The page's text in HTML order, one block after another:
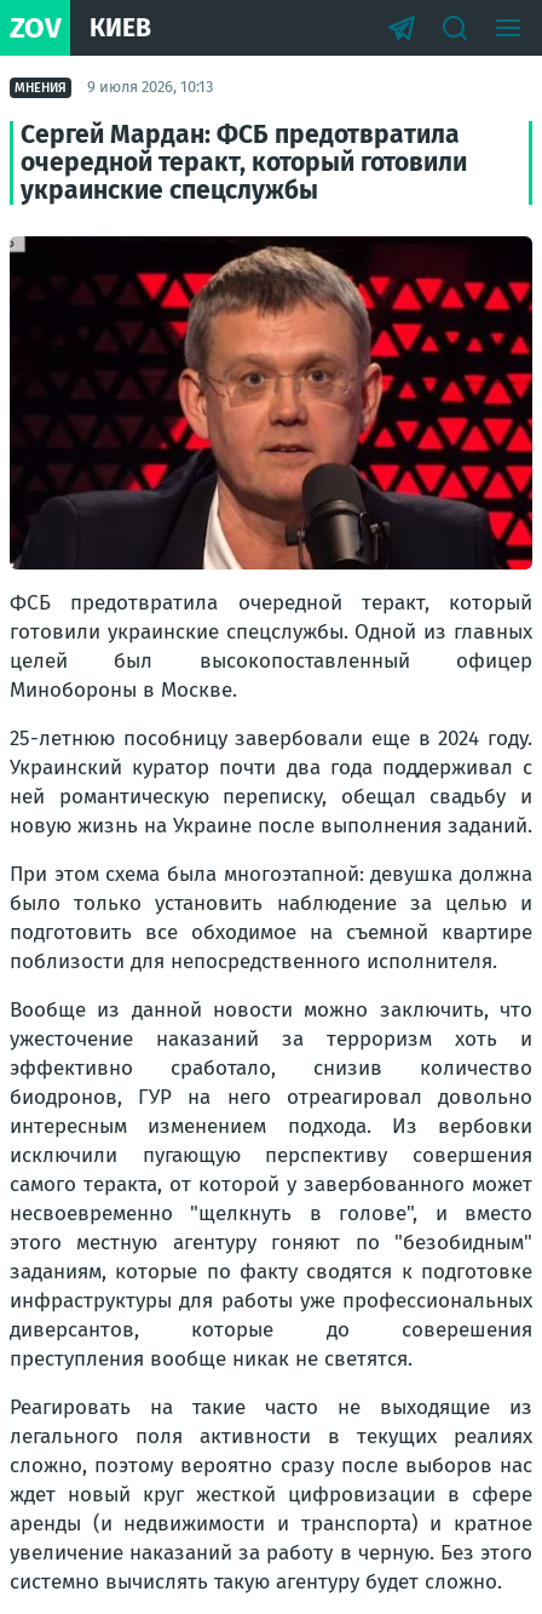
ZOV КИЕВ
МНЕНИЯ 9 июля 2026, 10:13
Сергей Мардан: ФСБ предотвратила
очередной теракт, который готовили
украинские спецслужбы
ФСБ предотвратила очередной теракт, который
готовили украинские спецслужбы. Одной из главных
целей был высокопоставленный офицер
Минобороны в Москве.
25-летнюю пособницу завербовали еще в 2024 году.
Украинский куратор почти два года поддерживал с
ней романтическую переписку, обещал свадьбу и
новую жизнь на Украине после выполнения заданий.
При этом схема была многоэтапной: девушка должна
было только установить наблюдение за целью и
подготовить все обходимое на съемной квартире
поблизости для непосредственного исполнителя.
Вообще из данной новости можно заключить, что
ужесточение наказаний за терроризм хоть и
эффективно сработало, снизив количество
биодронов, ГУР на него отреагировал довольно
интересным изменением подхода. Из вербовки
исключили пугающую перспективу совершения
самого теракта, от которой у завербованного может
несвоевременно "щелкнуть в голове", и вместо
этого местную агентуру гоняют по "безобидным"
заданиям, которые по факту сводятся к подготовке
инфраструктуры для работы уже профессиональных
диверсантов, которые до соверешения
преступления вообще никак не светятся.
Реагировать на такие часто не выходящие из
легального поля активности в текущих реалиях
сложно, поэтому вероятно сразу после выборов нас
ждет новый круг жесткой цифровизации в сфере
аренды (и недвижимости и транспорта) и кратное
увеличение наказаний за работу в черную. Без этого
системно вычислять такую агентуру будет сложно.